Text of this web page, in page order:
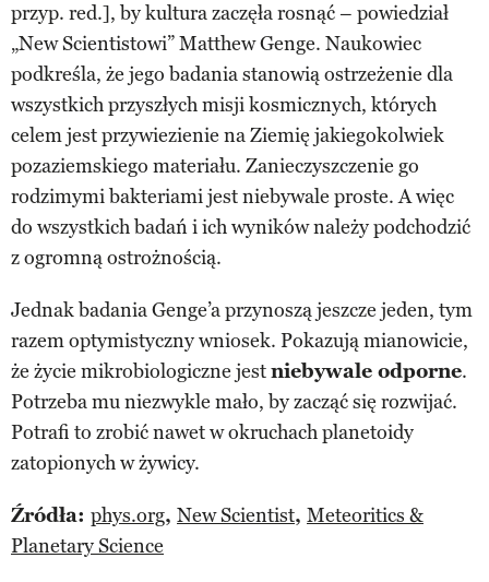
przyp. red.], by kultura zaczęła rosnąć – powiedział
„New Scientistowi” Matthew Genge. Naukowiec
podkreśla, że jego badania stanowią ostrzeżenie dla
wszystkich przyszłych misji kosmicznych, których
celem jest przywiezienie na Ziemię jakiegokolwiek
pozaziemskiego materiału. Zanieczyszczenie go
rodzimymi bakteriami jest niebywale proste. A więc
do wszystkich badań i ich wyników należy podchodzić
z ogromną ostrożnością.
Jednak badania Genge’a przynoszą jeszcze jeden, tym
razem optymistyczny wniosek. Pokazują mianowicie,
że życie mikrobiologiczne jestniebywale odporne.
Potrzeba mu niezwykle mało, by zacząć się rozwijać.
Potrafi to zrobić nawet w okruchach planetoidy
zatopionych w żywicy.
Źródła: phys.org, New Scientist, Meteoritics &
Planetary Science